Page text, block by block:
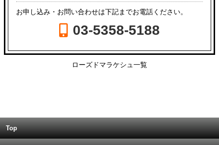
お申し込み・お問い合わせは下記までお電話ください。
03-5358-5188
ローズドマラケシュ一覧
Top